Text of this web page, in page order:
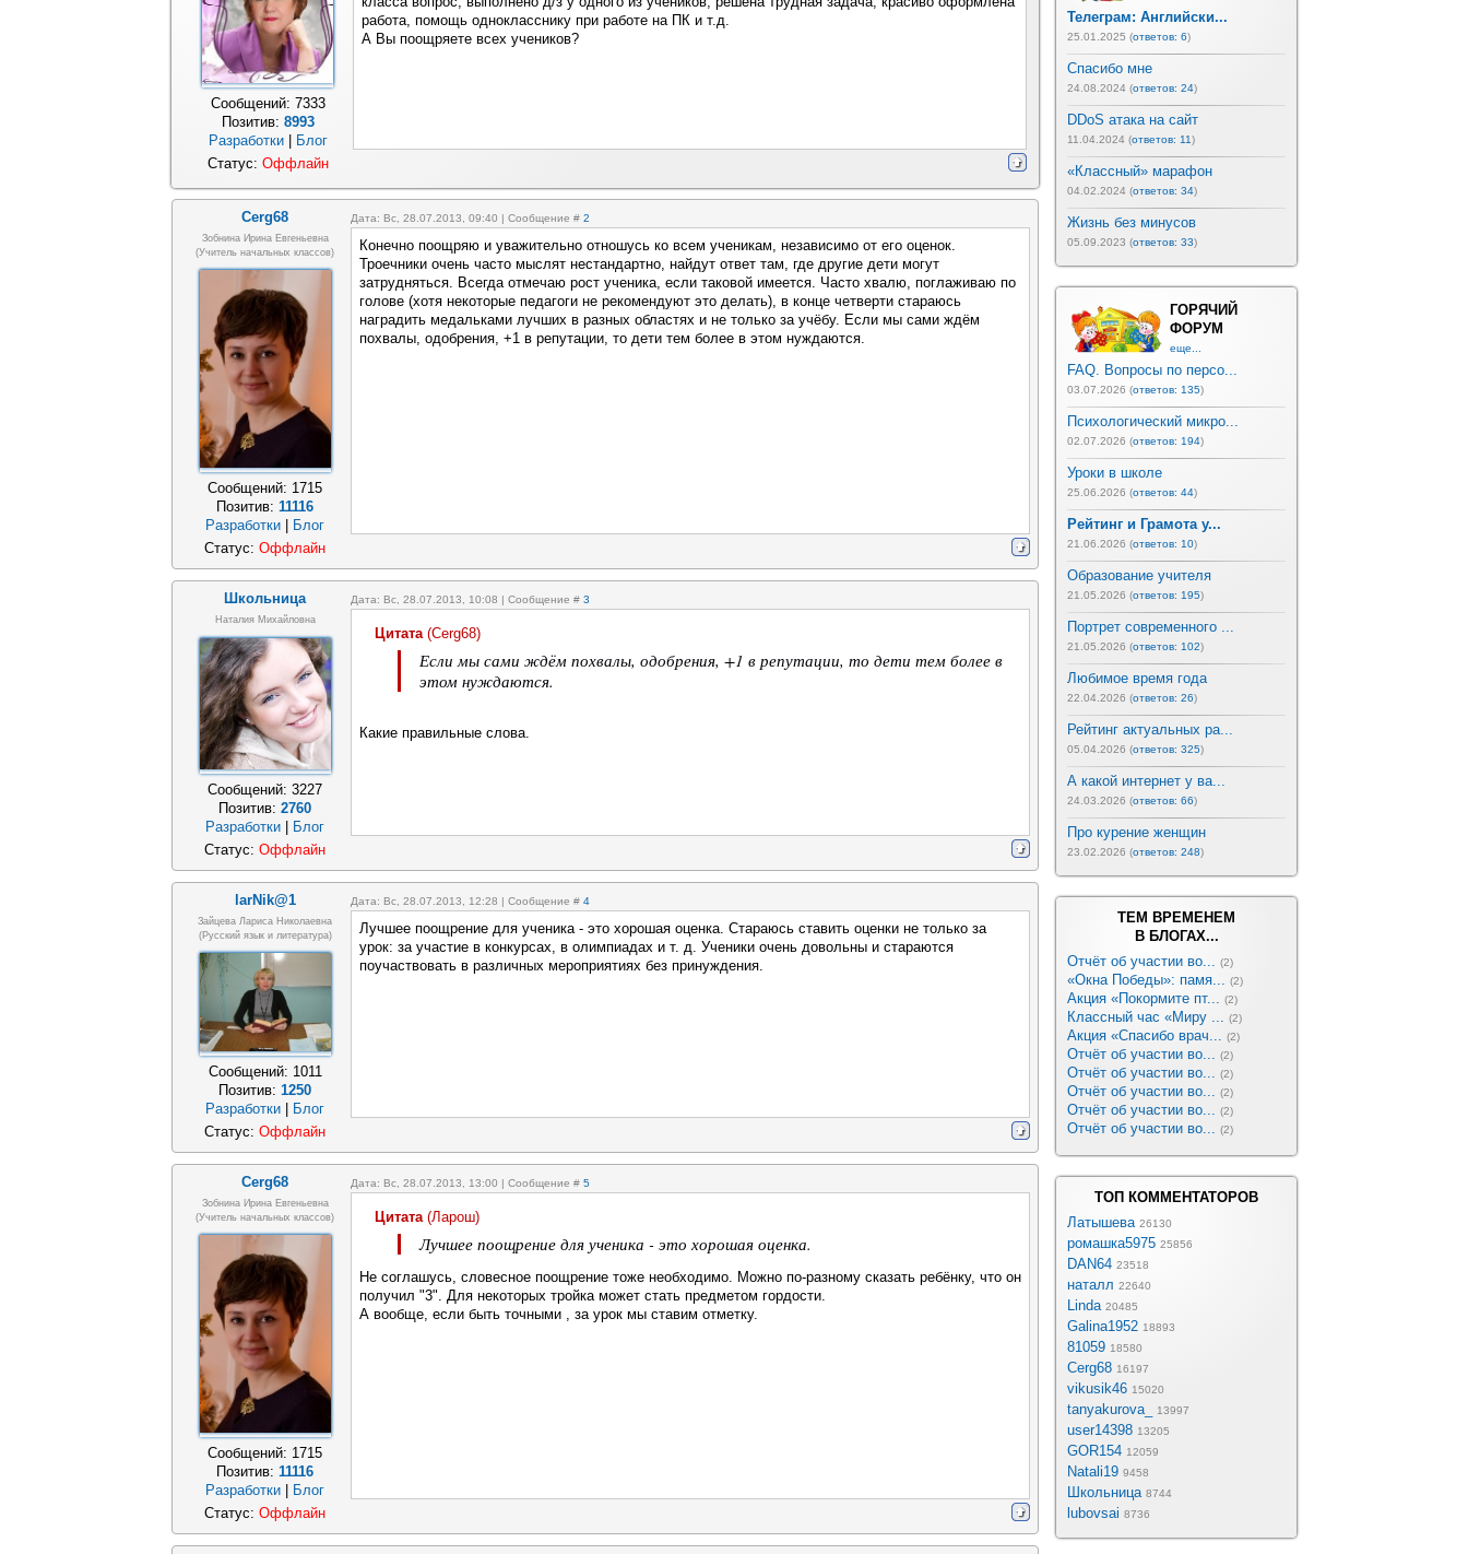
Сообщений: 7333
Позитив: 8993
Разработки| Блог
работа, помощь однокласснику при работе на ПК и т.д.
А Вы поощряете всех учеников?
Статус: Оффлайн
Cerg68 Дата: Вс, 28.07.2013, 09:40 | Сообщение # 2
Зобнина Ирина Евгеньевна
(учитель начальных классов)
Сообщений: 1715
Позитив: 11116
Разработки
Блог
Конечно поощряю и уважительно отношусь ко всем ученикам, независимо от его оценок.
Троечники очень часто мыслят нестандартно, найдут ответ там, где другие дети могут
затрудняться. Всегда отмечаю рост ученика, если таковой имеется. Часто хвалю, поглаживаю по
голове (хотя некоторые педагоги не рекомендуют это делать), в конце четверти стараюсь
наградить медальками лучших в разных областях и не только за учёбу. Если мы сами ждём
похвалы, одобрения, +1 в репутации, то дети тем более в этом нуждаются.
Статус: Оффлайн
Школьница Дата: Вс, 28.07.2013, 10:08 | Сообщение # 3
Наталия Михайловна
Сообщений: 3227
Позитив: 2760
Разработки
Блог
Цитата(Cerg68)
Если мы сами ждём похвалы, одобрения, +1 в репутации, то дети тем более в
этом нуждаются.
Какие правильные слова.
Статус: Оффлайн
larNik@1 Дата: Вс, 28.07.2013, 12:28 | Сообщение # 4
Зайцева Лариса Николаевна
(Русский язык и литература)
Сообщений: 1011
Позитив: 1250
Разработки
Блог
Лучшее поощрение для ученика - это хорошая оценка. Стараюсь ставить оценки не только за
урок: за участие в конкурсах, в олимпиадах и т. д. Ученики очень довольны и стараются
поучаствовать в различных мероприятиях без принуждения.
Статус: Оффлайн
Cerg68 Дата: Вс, 28.07.2013, 13:00 | Сообщение # 5
Зобнина Ирина Евгеньевна
(учитель начальных классов)
Сообщений: 1715
Позитив: 11116
Разработки
Блог
Цитата(Ларош)
Лучшее поощрение для ученика - это хорошая оценка.
Не соглашусь, словесное поощрение тоже необходимо. Можно по-разному сказать ребёнку, что он
получил "3". Для некоторых тройка может стать предметом гордости.
А вообще, если быть точными , за урок мы ставим отметку.
Статус: Оффлайн
Телеграм: Английски...
25.01.2025 (ответов: 6)
Спасибо мне
24.08.2024 (ответов: 24)
DDoS атака на сайт
11.04.2024 (ответов: 11)
«Классный» марафон
04.02.2024 (ответов: 34)
Жизнь без минусов
05.09.2023 (ответов: 33)
ГОРЯЧИЙ
ФОРУМ
еще...
FAQ. Вопросы по персо...
03.07.2026 (ответов: 135)
Психологический микро...
02.07.2026 (ответов: 194)
Уроки в школе
25.06.2026 (ответов: 44)
Рейтинг и Грамота у...
21.06.2026 (ответов: 10)
Образование учителя
21.05.2026 (ответов: 195)
Портрет современного ...
21.05.2026 (ответов: 102)
Любимое время года
22.04.2026 (ответов: 26)
Рейтинг актуальных ра...
05.04.2026 (ответов: 325)
А какой интернет у ва...
24.03.2026 (ответов: 66)
Про курение женщин
23.02.2026 (ответов: 248)
ТЕМ ВРЕМЕНЕМ
В БЛОГАХ...
Отчёт об участии во... (2)
«Окна Победы»: памя... (2)
Акция «Покормите пт... (2)
Классный час «Миру ... (2)
Акция «Спасибо врач... (2)
Отчёт об участии во... (2)
Отчёт об участии во... (2)
Отчёт об участии во... (2)
Отчёт об участии во... (2)
Отчёт об участии во... (2)
ТОП КОММЕНТАТОРОВ
Латышева 26130
ромашка5975 25856
DAN64 23518
наталл 22640
Linda 20485
Galina1952 18893
81059 18580
Cerg68 16197
vikusik46 15020
tanyakurova_ 13997
user14398 13205
GOR154 12059
Natali19 9458
Школьница 8744
lubovsai 8736